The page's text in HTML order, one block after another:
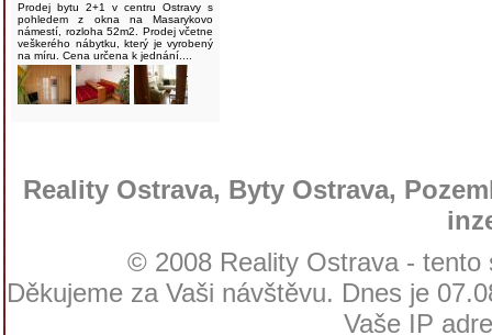
Prodej bytu 2+1 v centru Ostravy s
pohledem z okna na Masarykovo
námestí, rozloha 52m2. Prodej včetne
veškerého nábytku, který je vyrobený
na míru. Cena určena k jednání....
Reality Ostrava, Byty Ostrava,
© 2008 Reality Ostrava -
Děkujeme za Vaši návštěvu. Dnes je
Vaše IP